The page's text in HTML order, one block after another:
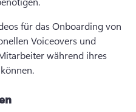
für das Onboarding von
Voiceovers und
während ihres